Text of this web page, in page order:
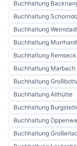
Buchhaltung
Buchhaltung
Buchhaltung
Buchhaltung
Buchhaltung
Buchhaltung
Buchhaltung
Buchhaltung Althütte
Buchhaltung
Buchhaltung
Buchhaltung